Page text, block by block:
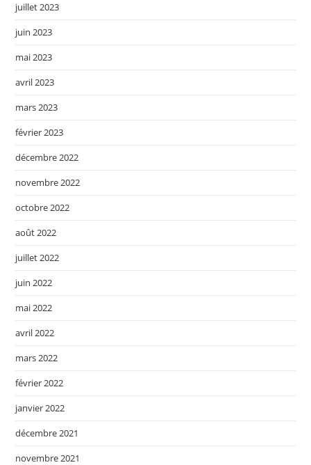
juillet 2023
juin 2023
mai 2023
avril 2023
mars 2023
février 2023
décembre 2022
novembre 2022
octobre 2022
août 2022
juillet 2022
juin 2022
mai 2022
avril 2022
mars 2022
février 2022
janvier 2022
décembre 2021
novembre 2021